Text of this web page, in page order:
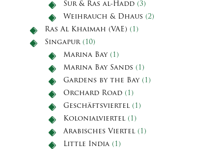
Sur & Ras al-Hadd (3)
Weihrauch & Dhaus (2)
Ras Al Khaimah (VAE) (1)
Singapur(10)
Marina Bay(1)
Marina Bay Sands (1)
Gardens by the Bay(1)
Orchard Road (1)
Geschäftsviertel (1)
Kolonialviertel (1)
Arabisches Viertel (1)
Little India (1)